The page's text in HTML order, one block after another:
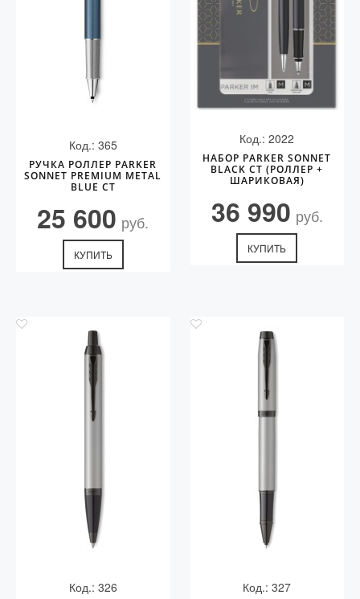
Код.: 365
РУЧКА РОЛЛЕР PARKER
SONNET PREMIUM METAL
BLUE CT
25 600 руб.
КУПИТЬ
Код.: 2022
НАБОР PARKER SONNET
BLACK СT (РОЛЛЕР +
ШАРИКОВАЯ)
36 990 руб.
КУПИТЬ
Код.: 326 Код.: 327